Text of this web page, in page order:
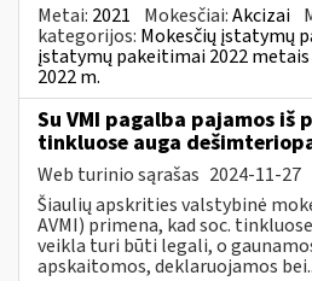
Metai: 2021 Mokesčiai:Akcizai
kategorijos: Mokesčių įstatymų
įstatymų pakeitimai 2022
2022 m.
Su VMI pagalba pajamos iš
tinkluose auga
Web turinio sąrašas 2024-11-27
Šiaulių apskrities valstybinė
AVMI) primena, kad soc.
veikla turi būti legali, o
apskaitomos, deklaruojamos